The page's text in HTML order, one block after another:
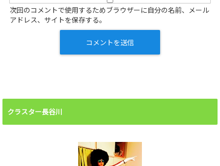
次回のコメントで使用するためブラウザーに自分の名前、メール
アドレス、サイトを保存する。
クラスター長谷川